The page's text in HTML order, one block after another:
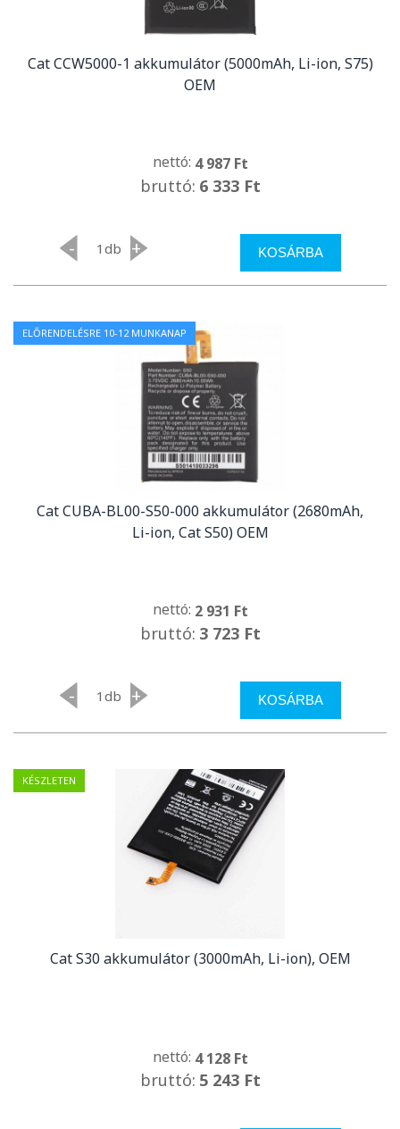
Cat CCW5000-1 akkumulátor (5000mAh, Li-ion, S75)
OEM
nettó: 4 987 Ft
bruttó: 6 333 Ft
- db + KOSÁRBA
ELŐRENDELÉSRE 10-12 MUNKANAP
Cat CUBA-BL00-S50-000 akkumulátor (2680mAh,
Li-ion, Cat S50) OEM
nettó: 2 931 Ft
bruttó: 3 723 Ft
- db + KOSÁRBA
KÉSZLETEN
Cat S30 akkumulátor (3000mAh, Li-ion), OEM
nettó: 4 128 Ft
bruttó: 5 243 Ft